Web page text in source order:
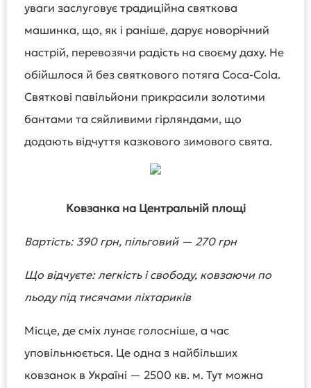
уваги заслуговує традиційна святкова
машинка, що, як і раніше, дарує новорічний
настрій, перевозячи радість на своєму даху. Не
обійшлося й без святкового потяга Coca-Cola.
Святкові павільйони прикрасили золотими
бантами та сяйливими гірляндами, що
додають відчуття казкового зимового свята.
Ковзанка на Центральній площі
Вартість: 390 грн, пільговий — 270 грн
Що відчуєте: легкість і свободу, ковзаючи по
льоду під тисячами ліхтариків
Місце, де сміх лунає голосніше, а час
уповільнюється. Це одна з найбільших
ковзанок в Україні — 2500 кв. м. Тут можна